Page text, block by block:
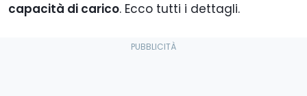
capacità di carico. Ecco tutti i dettagli.